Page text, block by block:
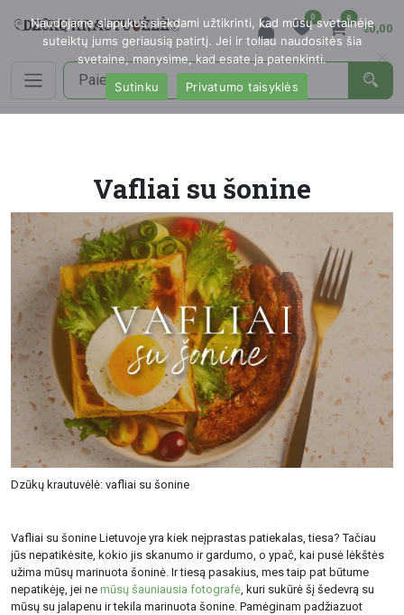
0 0
€0,00
Vafliai su šonine
Dzūkų krautuvėlė: vafliai su šonine
Vafliai su šonine Lietuvoje yra kiek neįprastas patiekalas, tiesa? Tačiau
jūs nepatikėsite, kokio jis skanumo ir gardumo, o ypač, kai pusė lėkštės
užima mūsų marinuota šoninė. Ir tiesą pasakius, mes taip pat būtume
nepatikėję, jei ne mūsų šauniausia fotografė , kuri sukūrė šį šedevrą su
mūsų su jalapenu ir tekila marinuota šonine. Pamėginam padžiazuot
Naudojame slapukus siekdami užtikrinti, kad mūsų svetainėje
suteiktų jums geriausią patirtį. Jei ir toliau naudositės šia
svetaine, manysime, kad esate ja patenkinti.
Sutinku
Privatumo taisyklės